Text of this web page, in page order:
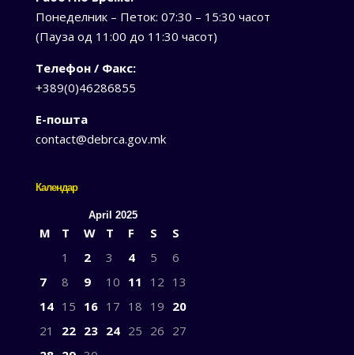
Понеделник – Петок: 07:30 – 15:30 часот
(Пауза од 11:00 до 11:30 часот)
Телефон / Факс:
+389(0)46286855
Е-пошта
contact@debrca.gov.mk
Календар
April 2025
M T W T F S
S
1
2 3 4 5
6
7
8 9 10 11 12 13
14 15 16 17 18 19 20
21
22 23 24 25 26 27